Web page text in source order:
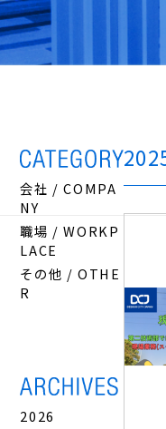
会社 / COMPA
NY
職場 / WORKP
LACE
その他 / OTHE
R
2026